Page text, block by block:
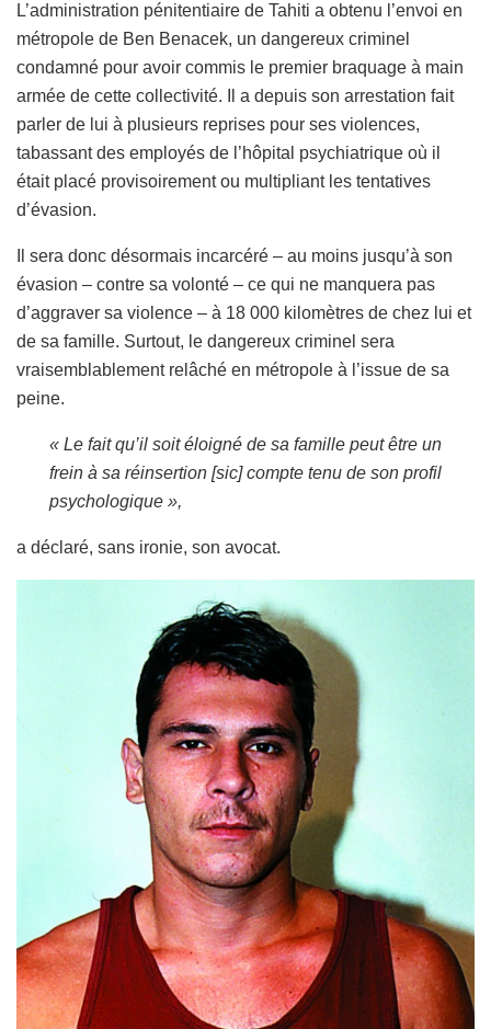
L’administration pénitentiaire de Tahiti a obtenu l’envoi en
métropole de Ben Benacek, un dangereux criminel
condamné pour avoir commis le premier braquage à main
armée de cette collectivité. Il a depuis son arrestation fait
parler de lui à plusieurs reprises pour ses violences,
tabassant des employés de l’hôpital psychiatrique où il
était placé provisoirement ou multipliant les tentatives
d’évasion.
Il sera donc désormais incarcéré – au moins jusqu’à son
évasion – contre sa volonté – ce qui ne manquera pas
d’aggraver sa violence – à 18 000 kilomètres de chez lui et
de sa famille. Surtout, le dangereux criminel sera
vraisemblablement relâché en métropole à l’issue de sa
peine.
« Le fait qu’il soit éloigné de sa famille peut être un
frein à sa réinsertion [sic] compte tenu de son profil
psychologique »,
a déclaré, sans ironie, son avocat.